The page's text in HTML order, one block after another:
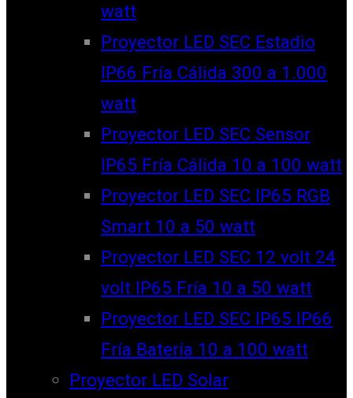
watt
Proyector LED SEC Estadio
IP66 Fría Cálida 300 a 1.000
watt
Proyector LED SEC Sensor
IP65 Fría Cálida 10 a 100 watt
Proyector LED SEC IP65 RGB
Smart 10 a 50 watt
Proyector LED SEC 12 volt 24
volt IP65 Fría 10 a 50 watt
Proyector LED SEC IP65 IP66
Fría Batería 10 a 100 watt
Proyector LED Solar